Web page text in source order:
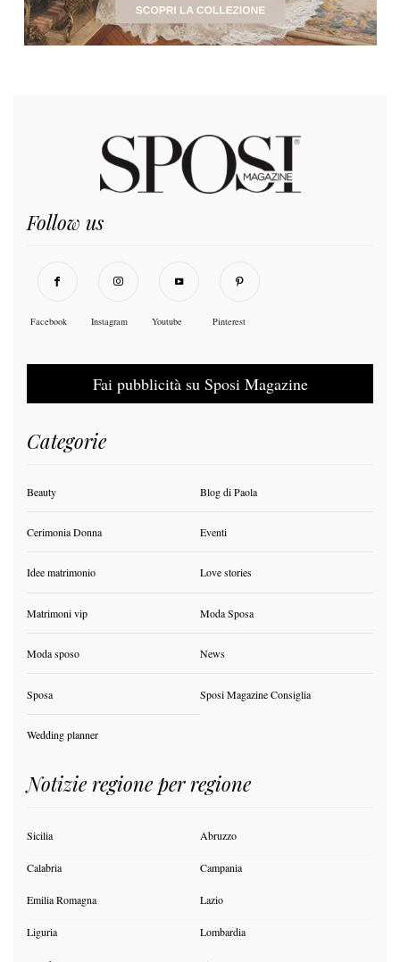
Follow us
Facebook Instagram Youtube Pinterest
Fai pubblicità su Sposi Magazine
Categorie
Beauty Blog di Paola
Cerimonia Donna Eventi
Idee matrimonio Love stories
Matrimoni vip Moda Sposa
Moda sposo News
Sposa Sposi Magazine Consiglia
Wedding planner
Notizie regione per regione
Sicilia Abruzzo
Calabria Campania
Emilia Romagna Lazio
Liguria Lombardia